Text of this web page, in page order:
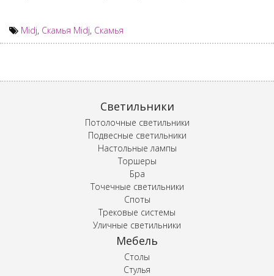
Midj, Скамья Midj, Скамья
Светильники
Потолочные светильники
Подвесные светильники
Настольные лампы
Торшеры
Бра
Точечные светильники
Споты
Трековые системы
Уличные светильники
Мебель
Столы
Стулья